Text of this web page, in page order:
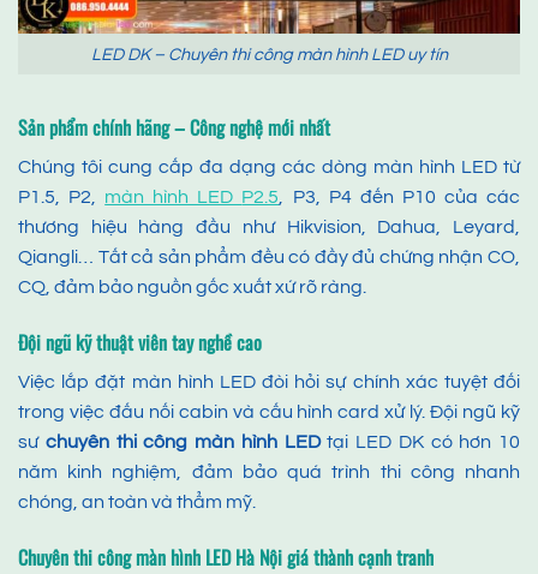
LED DK – Chuyên thi công màn hình LED uy tín
Sản phẩm chính hãng – Công nghệ mới nhất
Chúng tôi cung cấp đa dạng các dòng màn hình LED từ
P1.5, P2, màn hình LED P2.5, P3, P4 đến P10 của các
thương hiệu hàng đầu như Hikvision, Dahua, Leyard,
Qiangli… Tất cả sản phẩm đều có đầy đủ chứng nhận CO,
CQ, đảm bảo nguồn gốc xuất xứ rõ ràng.
Đội ngũ kỹ thuật viên tay nghề cao
Việc lắp đặt màn hình LED đòi hỏi sự chính xác tuyệt đối
trong việc đấu nối cabin và cấu hình card xử lý. Đội ngũ kỹ
sư chuyên thi công màn hình LED tại LED DK có hơn 10
năm kinh nghiệm, đảm bảo quá trình thi công nhanh
chóng, an toàn và thẩm mỹ.
Chuyên thi công màn hình LED Hà Nội giáthành cạnh tranh